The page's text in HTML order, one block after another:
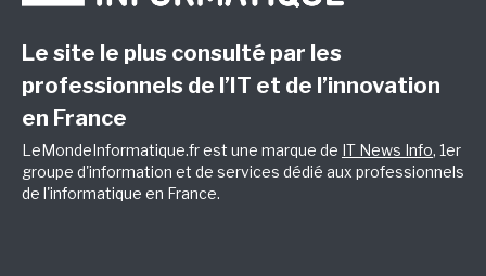
Le site le plus consulté par les
professionnels de l’IT et de l’innovation
en France
LeMondeInformatique.fr est une marque de IT News Info, 1er
groupe d'information et de services dédié aux professionnels
de l'informatique en France.